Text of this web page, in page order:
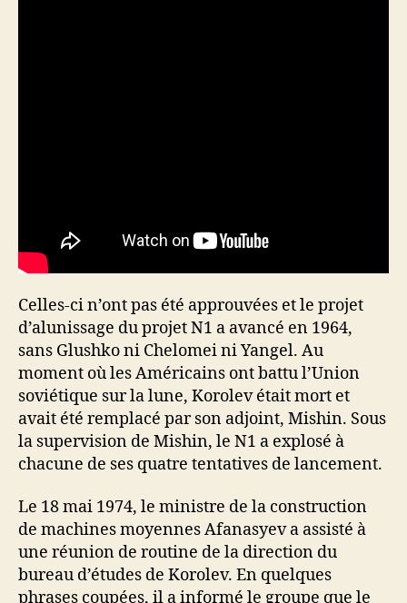
Celles-ci n’ont pas été approuvées et le projet
d’alunissage du projet N1 a avancé en 1964,
sans Glushko ni Chelomei ni Yangel. Au
moment où les Américains ont battu l’Union
soviétique sur la lune, Korolev était mort et
avait été remplacé par son adjoint, Mishin. Sous
la supervision de Mishin, le N1 a explosé à
chacune de ses quatre tentatives de lancement.
Le 18 mai 1974, le ministre de la construction
de machines moyennes Afanasyev a assisté à
une réunion de routine de la direction du
bureau d’études de Korolev. En quelques
phrases coupées, il a informé le groupe que le